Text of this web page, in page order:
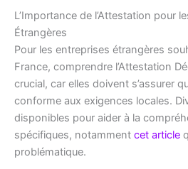
L’Importance de l’Attestation pour
Étrangères
Pour les entreprises étrangères
France, comprendre l’Attestation
crucial, car elles doivent s’assurer
conforme aux exigences locales.
disponibles pour aider à la
spécifiques, notamment cet article
problématique.